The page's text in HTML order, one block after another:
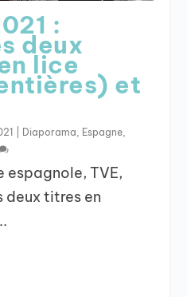
:
deux
lice
et
Diaporama, Espagne,
espagnole, TVE,
deux titres en